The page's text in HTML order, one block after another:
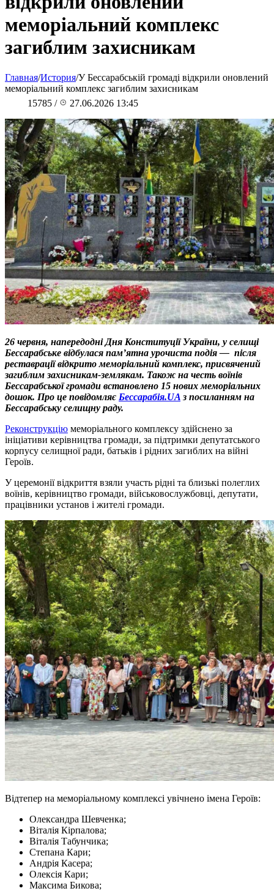
меморіальний комплекс
загиблим захисникам
Главная/История/У Бессарабській громаді відкрили оновлений
меморіальний комплекс загиблим захисникам
15785 / 27.06.2026 13:45
26 червня, напередодні Дня Конституції України, у селищі
Бессарабське відбулася пам’ятна урочиста подія — після
реставрації відкрито меморіальний комплекс, присвячений
загиблим захисникам-землякам. Також на честь воїнів
Бессарабської громади встановлено 15 нових меморіальних
дошок. Про це повідомляє Бессарабія.UA з посиланням на
Бессарабську селищну раду.
Реконструкцію меморіального комплексу здійснено за
ініціативи керівництва громади, за підтримки депутатського
корпусу селищної ради, батьків і рідних загиблих на війні
Героїв.
У церемонії відкриття взяли участь рідні та близькі полеглих
воїнів, керівництво громади, військовослужбовці, депутати,
працівники установ і жителі громади.
Відтепер на меморіальному комплексі увічнено імена Героїв:
Олександра Шевченка;
Віталія Кірпалова;
Віталія Табунчика;
Степана Кари;
Андрія Касера;
Олексія Кари;
Максима Бикова;